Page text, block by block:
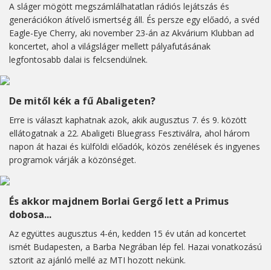
A sláger mögött megszámlálhatatlan rádiós lejátszás és
generációkon átívelő ismertség áll. És persze egy előadó, a svéd
Eagle-Eye Cherry, aki november 23-án az Akvárium Klubban ad
koncertet, ahol a világsláger mellett pályafutásának
legfontosabb dalai is felcsendülnek.
De mitől kék a fű Abaligeten?
Erre is választ kaphatnak azok, akik augusztus 7. és 9. között
ellátogatnak a 22. Abaligeti Bluegrass Fesztiválra, ahol három
napon át hazai és külföldi előadók, közös zenélések és ingyenes
programok várják a közönséget.
És akkor majdnem Borlai Gergő lett a Primus
dobosa...
Az együttes augusztus 4-én, kedden 15 év után ad koncertet
ismét Budapesten, a Barba Negrában lép fel. Hazai vonatkozású
sztorit az ajánló mellé az MTI hozott nekünk.